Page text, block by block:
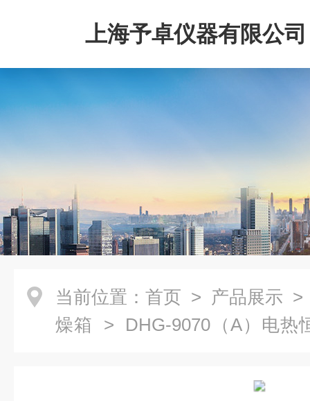
上海予卓仪器有限公司
当前位置： 首页 > 产品展示
燥箱 > DHG-9070（A）电热